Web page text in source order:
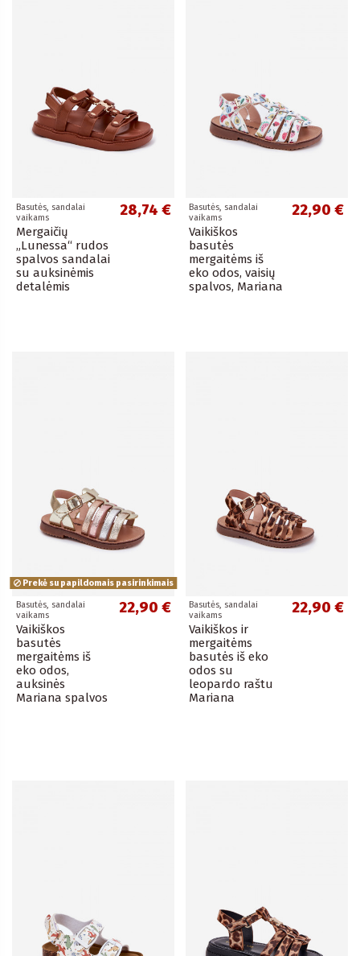
Basutės, sandalai
vaikams
Mergaičių
„Lunessa“ rudos
spalvos sandalai
su auksinėmis
detalėmis
28,74 €
Basutės, sandalai
vaikams
Vaikiškos
basutės
mergaitėms iš
eko odos, vaisių
spalvos, Mariana
22,90 €
Prekė su papildomais pasirinkimais
Basutės, sandalai
vaikams
Vaikiškos
basutės
mergaitėms iš
eko odos,
auksinės
Mariana spalvos
22,90 €
Basutės, sandalai
vaikams
Vaikiškos ir
mergaitėms
basutės iš eko
odos su
leopardo raštu
Mariana
22,90 €